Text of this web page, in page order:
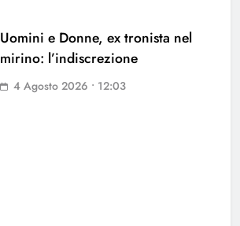
Uomini e Donne, ex tronista nel
mirino: l’indiscrezione
4 Agosto 2026 • 12:03